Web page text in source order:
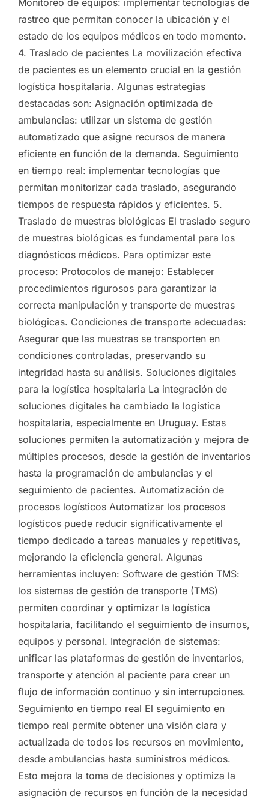
rastreo que permitan conocer la ubicación y el
estado de los equipos médicos en todo momento.
4. Traslado de pacientes La movilización efectiva
de pacientes es un elemento crucial en la gestión
logística hospitalaria. Algunas estrategias
destacadas son: Asignación optimizada de
ambulancias: utilizar un sistema de gestión
automatizado que asigne recursos de manera
eficiente en función de la demanda. Seguimiento
en tiempo real: implementar tecnologías que
permitan monitorizar cada traslado, asegurando
tiempos de respuesta rápidos y eficientes. 5.
Traslado de muestras biológicas El traslado seguro
de muestras biológicas es fundamental para los
diagnósticos médicos. Para optimizar este
proceso: Protocolos de manejo: Establecer
procedimientos rigurosos para garantizar la
correcta manipulación y transporte de muestras
biológicas. Condiciones de transporte adecuadas:
Asegurar que las muestras se transporten en
condiciones controladas, preservando su
integridad hasta su análisis. Soluciones digitales
para la logística hospitalaria La integración de
soluciones digitales ha cambiado la logística
hospitalaria, especialmente en Uruguay. Estas
soluciones permiten la automatización y mejora de
múltiples procesos, desde la gestión de inventarios
hasta la programación de ambulancias y el
seguimiento de pacientes. Automatización de
procesos logísticos Automatizar los procesos
logísticos puede reducir significativamente el
tiempo dedicado a tareas manuales y repetitivas,
mejorando la eficiencia general. Algunas
herramientas incluyen: Software de gestión TMS:
los sistemas de gestión de transporte (TMS)
permiten coordinar y optimizar la logística
hospitalaria, facilitando el seguimiento de insumos,
equipos y personal. Integración de sistemas:
unificar las plataformas de gestión de inventarios,
transporte y atención al paciente para crear un
flujo de información continuo y sin interrupciones.
Seguimiento en tiempo real El seguimiento en
tiempo real permite obtener una visión clara y
actualizada de todos los recursos en movimiento,
desde ambulancias hasta suministros médicos.
Esto mejora la toma de decisiones y optimiza la
asignación de recursos en función de la necesidad